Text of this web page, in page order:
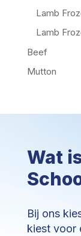
Lamb
Lamb
Beef
Mutton
Wat
Bij ons
kiest voor